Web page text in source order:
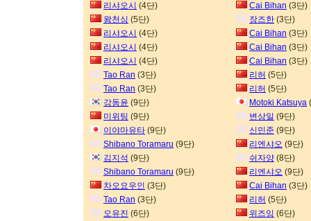
리샤오시 (4단) Cai Bihan (3단)
왕천싱 (5단) 장즈한 (3단)
리샤오시 (4단) Cai Bihan (3단)
리샤오시 (4단) Cai Bihan (3단)
리샤오시 (4단) Cai Bihan (3단)
Tao Ran (3단) 리허 (5단)
Tao Ran (3단) 리허 (5단)
강동윤 (9단) Motoki Katsuya
미위팅 (9단) 변상일 (9단)
이야마유타 (9단) 신민준 (9단)
Shibano Toramaru (9단) 리엔샤오 (9단)
김지석 (9단) 쉬자양 (8단)
Shibano Toramaru (9단) 리엔샤오 (9단)
차오요우인 (3단) Cai Bihan (3단)
Tao Ran (3단) 리허 (5단)
오유진 (6단) 위즈잉 (6단)